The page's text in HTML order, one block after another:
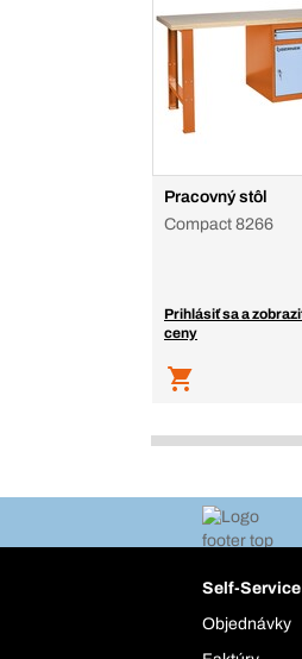
Pracovný stôl
Compact 8266
Prihlásiť sa a
ceny
Self-Service
Objednávky